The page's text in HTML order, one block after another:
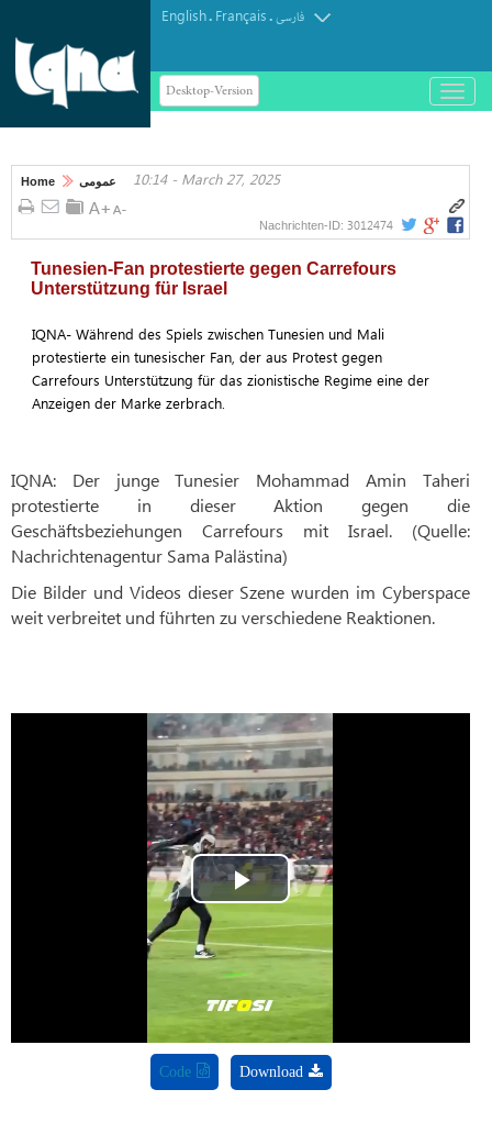
English. Français.فارسی
Desktop-Version
باز
و
کردن
Home عمومی 10:14 - March 27, 2025
Nachrichten-ID: 3012474
Tunesien-Fan protestierte gegen Carrefours
Unterstützung für Israel
IQNA- Während des Spiels zwischen Tunesien und Mali
protestierte ein tunesischer Fan, der aus Protest gegen
Carrefours Unterstützung für das zionistische Regime eine der
Anzeigen der Marke zerbrach.
IQNA: Der junge Tunesier Mohammad Amin Taheri
protestierte in dieser Aktion gegen die
Geschäftsbeziehungen Carrefours mit Israel. (Quelle:
Nachrichtenagentur Sama Palästina)
Die Bilder und Videos dieser Szene wurden im Cyberspace
weit verbreitet und führten zu verschiedene Reaktionen.
Play
Video
Code Download